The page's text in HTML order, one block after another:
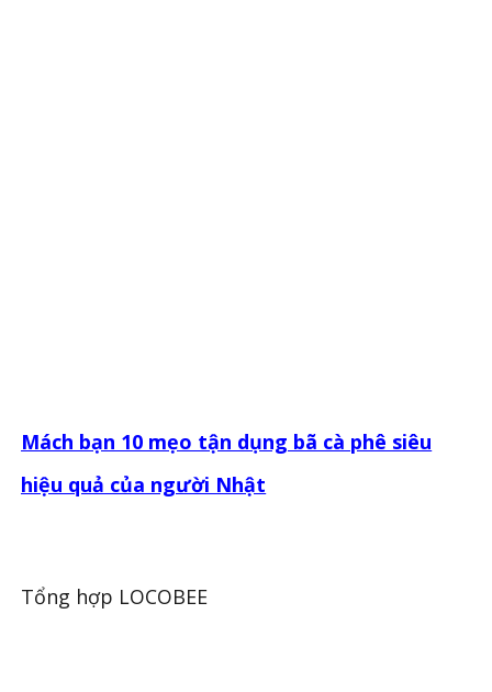
Mách bạn 10 mẹo tận dụng bã cà phê siêu
hiệu quả của người Nhật
Tổng hợp LOCOBEE